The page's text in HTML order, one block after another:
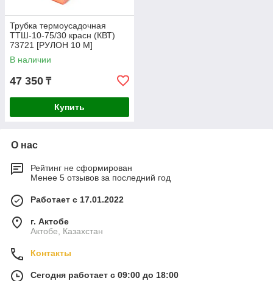
Трубка термоусадочная
ТТШ-10-75/30 красн (КВТ)
73721 [РУЛОН 10 М]
В наличии
47 350 ₸
Купить
О нас
Рейтинг не сформирован
Менее 5 отзывов за последний год
Работает с 17.01.2022
г. Актобе
Актобе, Казахстан
Контакты
Сегодня работает с 09:00 до 18:00